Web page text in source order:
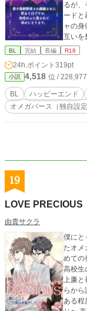
るが、
ードと
ャの
互いを
メガバ
ね・感
BL 完結 長編 R18
24h.ポイント 319pt
小説 4,518 位 /
BL ハッピーエンド
オメガバース（独自設定
19
LOVE PRECIOUS
由貴サクラ
僕にと
たオメ
めての
高校生
上廉と
らか
ある程